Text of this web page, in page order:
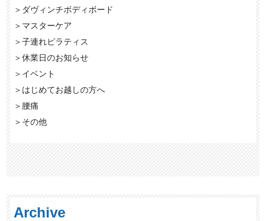
＞ ダヴィンチボディボード
＞ マスターケア
＞子連れピラティス
＞休業日のお知らせ
＞ イベント
＞ はじめてお越しの方へ
＞ 腰痛
＞ その他
Archive